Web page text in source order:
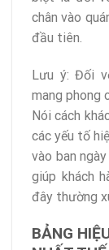
chân vào
đầu tiên.
Lưu ý: Đối
mang phong
Nói cách
các yếu tố
vào ban
giúp khách
đây thường
BẢNG